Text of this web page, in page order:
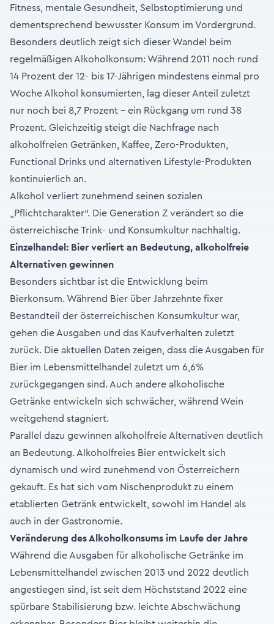
Fitness, mentale Gesundheit, Selbstoptimierung und
dementsprechend bewusster Konsum im Vordergrund.
Besonders deutlich zeigt sich dieser Wandel beim
regelmäßigen Alkoholkonsum: Während 2011 noch rund
14 Prozent der 12- bis 17-Jährigen mindestens einmal pro
Woche Alkohol konsumierten, lag dieser Anteil zuletzt
nur noch bei 8,7 Prozent – ein Rückgang um rund 38
Prozent. Gleichzeitig steigt die Nachfrage nach
alkoholfreien Getränken, Kaffee, Zero-Produkten,
Functional Drinks und alternativen Lifestyle-Produkten
kontinuierlich an.
Alkohol verliert zunehmend seinen sozialen
„Pflichtcharakter“. Die Generation Z verändert so die
österreichische Trink- und Konsumkultur nachhaltig.
Einzelhandel: Bier verliert an Bedeutung, alkoholfreie
Alternativen gewinnen
Besonders sichtbar ist die Entwicklung beim
Bierkonsum. Während Bier über Jahrzehnte fixer
Bestandteil der österreichischen Konsumkultur war,
gehen die Ausgaben und das Kaufverhalten zuletzt
zurück. Die aktuellen Daten zeigen, dass die Ausgaben für
Bier im Lebensmittelhandel zuletzt um 6,6%
zurückgegangen sind. Auch andere alkoholische
Getränke entwickeln sich schwächer, während Wein
weitgehend stagniert.
Parallel dazu gewinnen alkoholfreie Alternativen deutlich
an Bedeutung. Alkoholfreies Bier entwickelt sich
dynamisch und wird zunehmend von Österreichern
gekauft. Es hat sich vom Nischenprodukt zu einem
etablierten Getränk entwickelt, sowohl im Handel als
auch in der Gastronomie.
Veränderung des Alkoholkonsums im Laufe der Jahre
Während die Ausgaben für alkoholische Getränke im
Lebensmittelhandel zwischen 2013 und 2022 deutlich
angestiegen sind, ist seit dem Höchststand 2022 eine
spürbare Stabilisierung bzw. leichte Abschwächung